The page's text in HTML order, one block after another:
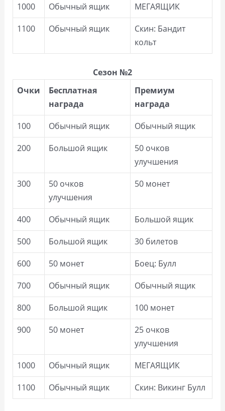
1000
Обычный ящик
МЕГАЯЩИК
1100
Обычный ящик
Скин: Бандит
кольт
Сезон №2
Очки
Бесплатная
награда
Премиум
награда
100
Обычный ящик
Обычный ящик
200
Большой ящик
50 очков
улучшения
300
50 очков
улучшения
50 монет
400 Обычный ящик
Большой ящик
500
Большой ящик
30 билетов
600
50 монет
Боец: Булл
700
Обычный ящик
Обычный ящик
800
Большой ящик
100 монет
900
50 монет
25 очков
улучшения
1000
Обычный ящик
МЕГАЯЩИК
1100
Обычный ящик Скин: Викинг Булл